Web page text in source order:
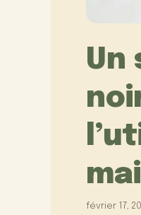
Un
février 17,